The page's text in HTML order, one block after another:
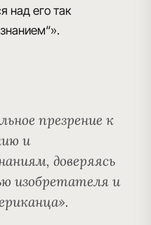
над его так
презрение к
и
доверяясь
изобретателя и